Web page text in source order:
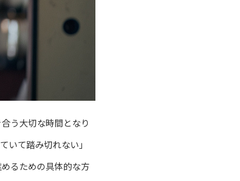
う大切な時間となり
いて踏み切れない」
るための具体的な方